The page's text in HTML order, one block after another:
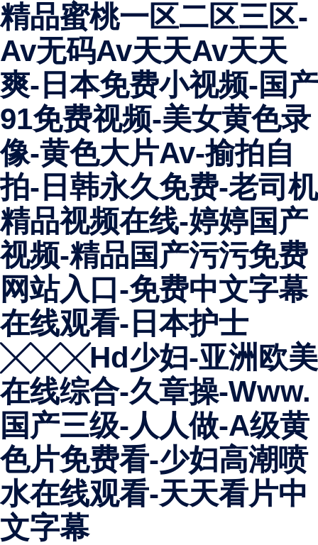
精品蜜桃一区二区三区-
Av无码av天天av天天
爽-日本免费小视频-国产
91免费视频-美女黄色录
像-黄色大片av-揄拍自
拍-日韩永久免费-老司机
精品视频在线-婷婷国产
视频-精品国产污污免费
网站入口-免费中文字幕
在线观看-日本护士
╳╳╳hd少妇-亚洲欧美
在线综合-久章操-Www.
国产三级-人人做-A级黄
色片免费看-少妇高潮喷
水在线观看-天天看片中
文字幕